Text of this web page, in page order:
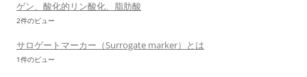
ゲン、酸化的リン酸化、脂肪酸
2件のビュー
サロゲートマーカー（Surrogate marker）とは
1件のビュー